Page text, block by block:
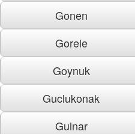
Gonen
Gorele
Goynuk
Guclukonak
Gulnar